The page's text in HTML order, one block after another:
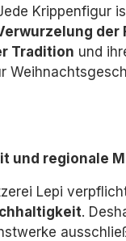
Krippenfigur
der
Tradition und
und regionale
Lepi
.